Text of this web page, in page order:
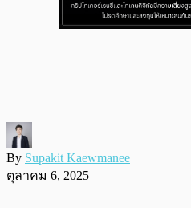
By Supakit Kaewmanee
ตุลาคม 6, 2025